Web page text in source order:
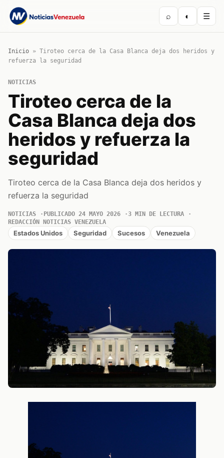
⌕ ◐ ☰
Inicio » Tiroteo cerca de la Casa Blanca deja dos heridos y
refuerza la seguridad
NOTICIAS
Tiroteo cerca de la
Casa Blanca deja dos
heridos y refuerza la
seguridad
Tiroteo cerca de la Casa Blanca deja dos heridos y
refuerza la seguridad
NOTICIAS PUBLICADO 24 MAYO 2026
3 MIN DE LECTURA
REDACCIÓN NOTICIAS VENEZUELA
Estados Unidos Seguridad Sucesos Venezuela